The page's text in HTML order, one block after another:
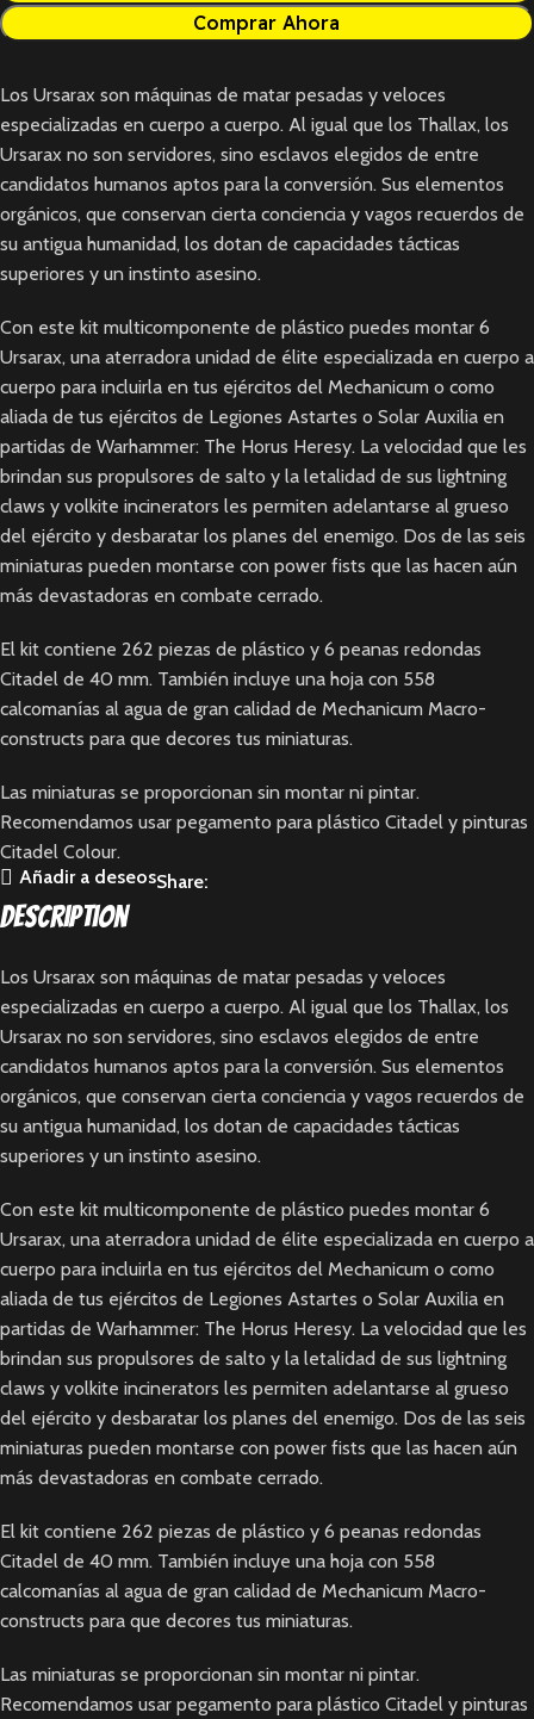
Comprar Ahora
Los Ursarax son máquinas de matar pesadas y veloces
especializadas en cuerpo a cuerpo. Al igual que los Thallax, los
Ursarax no son servidores, sino esclavos elegidos de entre
candidatos humanos aptos para la conversión. Sus elementos
orgánicos, que conservan cierta conciencia y vagos recuerdos de
su antigua humanidad, los dotan de capacidades tácticas
superiores y un instinto asesino.
Con este kit multicomponente de plástico puedes montar 6
Ursarax, una aterradora unidad de élite especializada en cuerpo a
cuerpo para incluirla en tus ejércitos del Mechanicum o como
aliada de tus ejércitos de Legiones Astartes o Solar Auxilia en
partidas de Warhammer: The Horus Heresy. La velocidad que les
brindan sus propulsores de salto y la letalidad de sus lightning
claws y volkite incinerators les permiten adelantarse al grueso
del ejército y desbaratar los planes del enemigo. Dos de las seis
miniaturas pueden montarse con power fists que las hacen aún
más devastadoras en combate cerrado.
El kit contiene 262 piezas de plástico y 6 peanas redondas
Citadel de 40 mm. También incluye una hoja con 558
calcomanías al agua de gran calidad de Mechanicum Macro-
constructs para que decores tus miniaturas.
Las miniaturas se proporcionan sin montar ni pintar.
Recomendamos usar pegamento para plástico Citadel y pinturas
Citadel Colour.
Añadir a deseosShare:
Description
Los Ursarax son máquinas de matar pesadas y veloces
especializadas en cuerpo a cuerpo. Al igual que los Thallax, los
Ursarax no son servidores, sino esclavos elegidos de entre
candidatos humanos aptos para la conversión. Sus elementos
orgánicos, que conservan cierta conciencia y vagos recuerdos de
su antigua humanidad, los dotan de capacidades tácticas
superiores y un instinto asesino.
Con este kit multicomponente de plástico puedes montar 6
Ursarax, una aterradora unidad de élite especializada en cuerpo a
cuerpo para incluirla en tus ejércitos del Mechanicum o como
aliada de tus ejércitos de Legiones Astartes o Solar Auxilia en
partidas de Warhammer: The Horus Heresy. La velocidad que les
brindan sus propulsores de salto y la letalidad de sus lightning
claws y volkite incinerators les permiten adelantarse al grueso
del ejército y desbaratar los planes del enemigo. Dos de las seis
miniaturas pueden montarse con power fists que las hacen aún
más devastadoras en combate cerrado.
El kit contiene 262 piezas de plástico y 6 peanas redondas
Citadel de 40 mm. También incluye una hoja con 558
calcomanías al agua de gran calidad de Mechanicum Macro-
constructs para que decores tus miniaturas.
Las miniaturas se proporcionan sin montar ni pintar.
Recomendamos usar pegamento para plástico Citadel y pinturas